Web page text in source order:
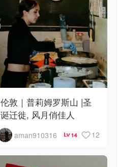
伦敦｜普莉姆罗斯山 |圣
诞迁徙, 风月俏佳人
aman910316 14 12